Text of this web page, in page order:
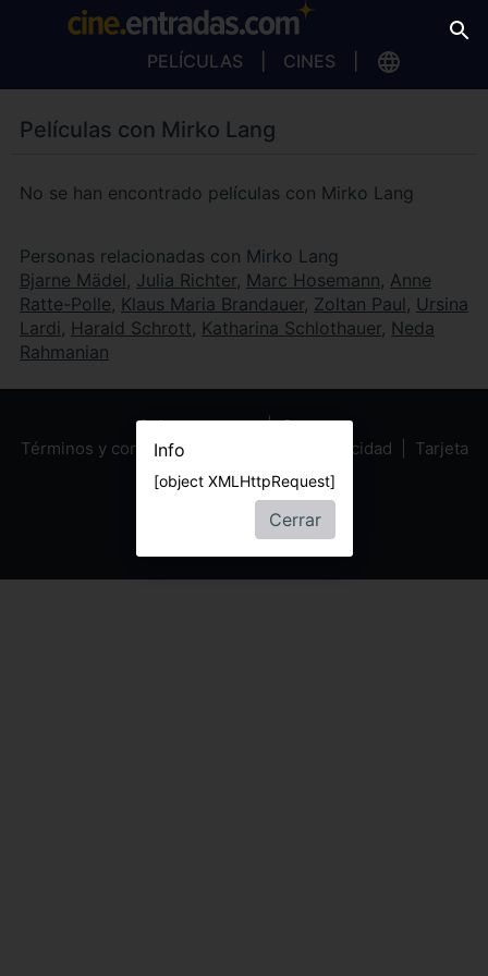
PELÍCULAS CINES
Películas con Mirko Lang
No se han encontrado películas con Mirko Lang
Personas relacionadas con Mirko Lang
Bjarne Mädel , Julia Richter, Marc Hosemann, Anne
Ratte-Polle, Klaus Maria Brandauer, Zoltan Paul , Ursina
Lardi, Harald Schrott, Katharina Schlothauer, Neda
Rahmanian
Sobre nosotros
Contacto
Términos y condiciones
Política de privacidad
Tarjeta
Regalo
Info
[object XMLHttpRequest]
Cerrar